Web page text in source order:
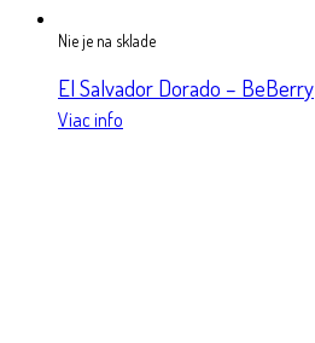
Nie je na sklade
El Salvador Dorado – BeBerry
Viac info